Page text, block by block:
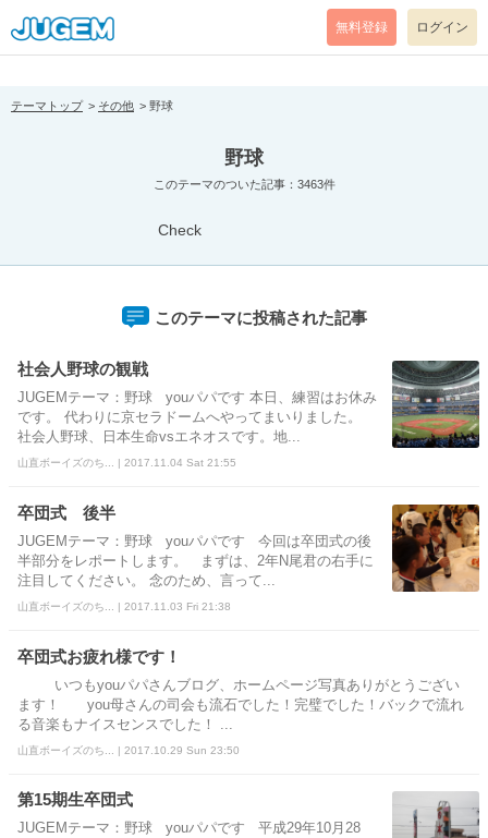
[pear_error: message="Success" code=0 mode=return level=notice
prefix="" info=""]
無料登録 ログイン
テーマトップ その他 野球
野球
このテーマのついた記事：3463件
Check
このテーマに投稿された記事
社会人野球の観戦
JUGEMテーマ：野球 youパパです 本日、練習はお休み
です。 代わりに京セラドームへやってまいりました。
社会人野球、日本生命vsエネオスです。地...
山直ボーイズのち... | 2017.11.04 Sat 21:55
卒団式 後半
JUGEMテーマ：野球 youパパです 今回は卒団式の後
半部分をレポートします。 まずは、2年N尾君の右手に
注目してください。 念のため、言って...
山直ボーイズのち... | 2017.11.03 Fri 21:38
卒団式お疲れ様です！
いつもyouパパさんブログ、ホームページ写真ありがとうござい
ます！ you母さんの司会も流石でした！完璧でした！バックで流れ
る音楽もナイスセンスでした！ ...
山直ボーイズのち... | 2017.10.29 Sun 23:50
第15期生卒団式
JUGEMテーマ：野球 youパパです 平成29年10月28